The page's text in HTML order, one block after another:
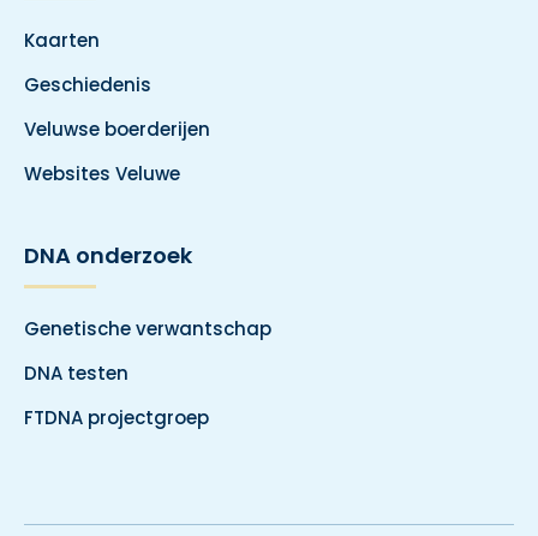
Kaarten
Geschiedenis
Veluwse boerderijen
Websites Veluwe
DNA onderzoek
Genetische verwantschap
DNA testen
FTDNA projectgroep